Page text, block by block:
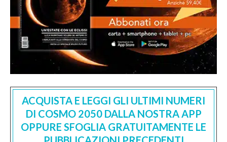
ACQUISTA E LEGGI GLI ULTIMI NUMERI
DI COSMO 2050 DALLA NOSTRA APP
OPPURE SFOGLIA GRATUITAMENTE LE